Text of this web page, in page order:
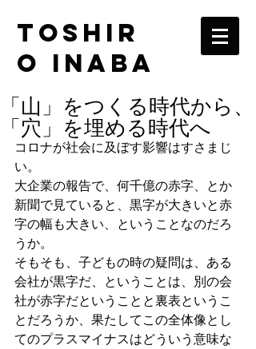
TOSHIR
O INABA
「山」をつくる時代から、
「穴」を埋める時代へ
コロナが社会に及ぼす影響はすさまじ
い。
大企業の報告で、何千億の赤字、とか
新聞で見ていると、黒字が大きいと赤
字の幅も大きい、ということなのだろ
うか。
そもそも、子どもの時の疑問は、ある
会社が黒字だ、ということは、別の会
社が赤字だということと裏表というこ
とだろうか、果たしてこの全体像とし
てのプラスマイナスはどういう意味な